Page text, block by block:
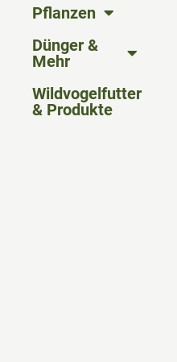
Pflanzen
Dünger &
Mehr
Wildvogelfutter
& Produkte